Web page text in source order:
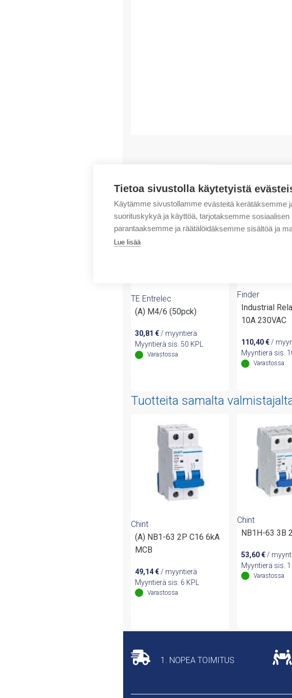
Tietoa sivustolla käytetyistä
Käytämme sivustollamme evästeitä kerätäksemme
suorituskykyä ja käyttöä, tarjotaksemme
parantaaksemme ja räätälöidäksemme sisältöä ja
Lue lisää
TE Entrelec
(A) M4/6 (50pck)
30,81 € / myyntierä
Myyntierä sis. 50 KPL
Varastossa
Finder
Industrial
10A 230VAC
110,40€/
Myyntierä sis.
Varastossa
Tuotteita samalta
Chint
(A) NB1-63 2P C16 6kA
MCB
49,14€ / myyntierä
Myyntierä sis. 6 KPL
Varastossa
Chint
NB1H-63 3B
53,60€/
Myyntierä sis. 1
Varastossa
1. NOPEA TOIMITUS